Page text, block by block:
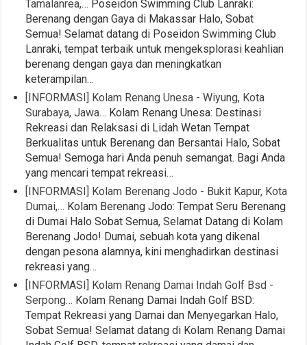
Tamalanrea,… Poseidon Swimming Club Lanraki:
Berenang dengan Gaya di Makassar Halo, Sobat
Semua! Selamat datang di Poseidon Swimming Club
Lanraki, tempat terbaik untuk mengeksplorasi keahlian
berenang dengan gaya dan meningkatkan
keterampilan…
[INFORMASI] Kolam Renang Unesa - Wiyung, Kota
Surabaya, Jawa… Kolam Renang Unesa: Destinasi
Rekreasi dan Relaksasi di Lidah Wetan Tempat
Berkualitas untuk Berenang dan Bersantai Halo, Sobat
Semua! Semoga hari Anda penuh semangat. Bagi Anda
yang mencari tempat rekreasi…
[INFORMASI] Kolam Berenang Jodo - Bukit Kapur, Kota
Dumai,… Kolam Berenang Jodo: Tempat Seru Berenang
di Dumai Halo Sobat Semua, Selamat Datang di Kolam
Berenang Jodo! Dumai, sebuah kota yang dikenal
dengan pesona alamnya, kini menghadirkan destinasi
rekreasi yang…
[INFORMASI] Kolam Renang Damai Indah Golf Bsd -
Serpong… Kolam Renang Damai Indah Golf BSD:
Tempat Rekreasi yang Damai dan Menyegarkan Halo,
Sobat Semua! Selamat datang di Kolam Renang Damai